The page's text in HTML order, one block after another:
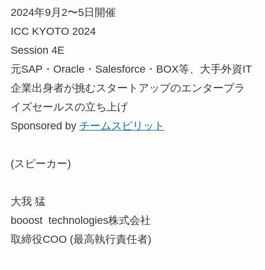
2024年9月2〜5日開催
ICC KYOTO 2024
Session 4E
元SAP・Oracle・Salesforce・BOX等、大手外資IT
企業出身者が挑むスタートアップのエンタープラ
イズセールスの立ち上げ
Sponsored by チームスピリット
(スピーカー)
大我 猛
booost technologies株式会社
取締役COO (最高執行責任者)